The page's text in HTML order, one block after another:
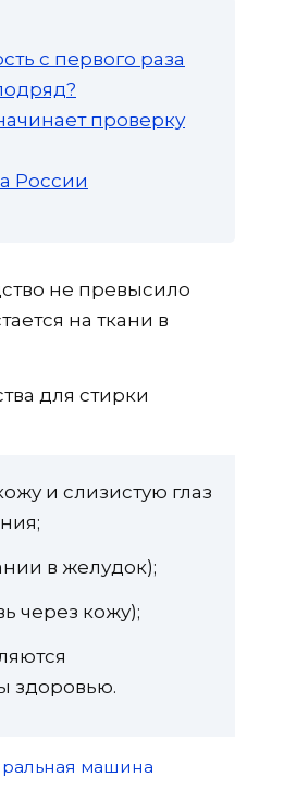
с первого раза
проверку
России
не превысило
на ткани в
для стирки
и слизистую глаз
в желудок);
через кожу);
здоровью.
машина